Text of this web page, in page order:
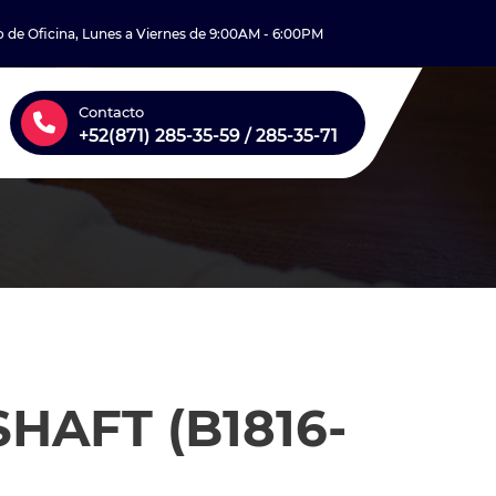
de Oficina, Lunes a Viernes de 9:00AM - 6:00PM
Contacto
+52(871) 285-35-59 / 285-35-71
(B1816-